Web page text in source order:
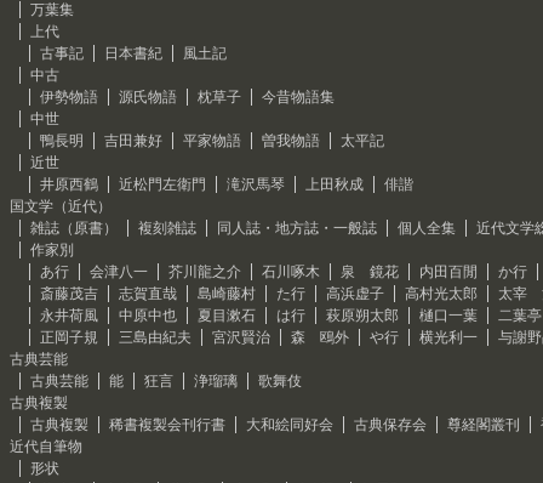
万葉集
上代
古事記
日本書紀
風土記
中古
伊勢物語
源氏物語 枕草子
今昔物語集
中世
鴨長明
吉田兼好 平家物語 曽我物語
太平記
近世
井原西鶴
近松門左衛門 滝沢馬琴 上田秋成
俳諧
国文学（近代）
雑誌（原書）
複刻雑誌 同人誌・地方誌・一般誌 個人全集
近代文学
作家別
あ行
会津八一 芥川龍之介 石川啄木 泉 鏡花 内田百閒
か行
斎藤茂吉
志賀直哉 島崎藤村 た行 高浜虚子 高村光太郎
太宰
永井荷風
中原中也 夏目漱石 は行 萩原朔太郎 樋口一葉
二葉
正岡子規
三島由紀夫 宮沢賢治 森 鴎外 や行 横光利一
与謝
古典芸能
古典芸能
能 狂言 浄瑠璃
歌舞伎
古典複製
古典複製
稀書複製会刊行書 大和絵同好会 古典保存会 尊経閣叢刊
近代自筆物
形状